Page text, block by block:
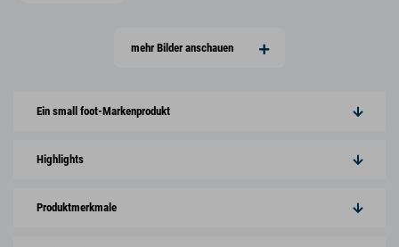
mehr Bilder anschauen
Ein small foot-Markenprodukt
Highlights
Produktmerkmale